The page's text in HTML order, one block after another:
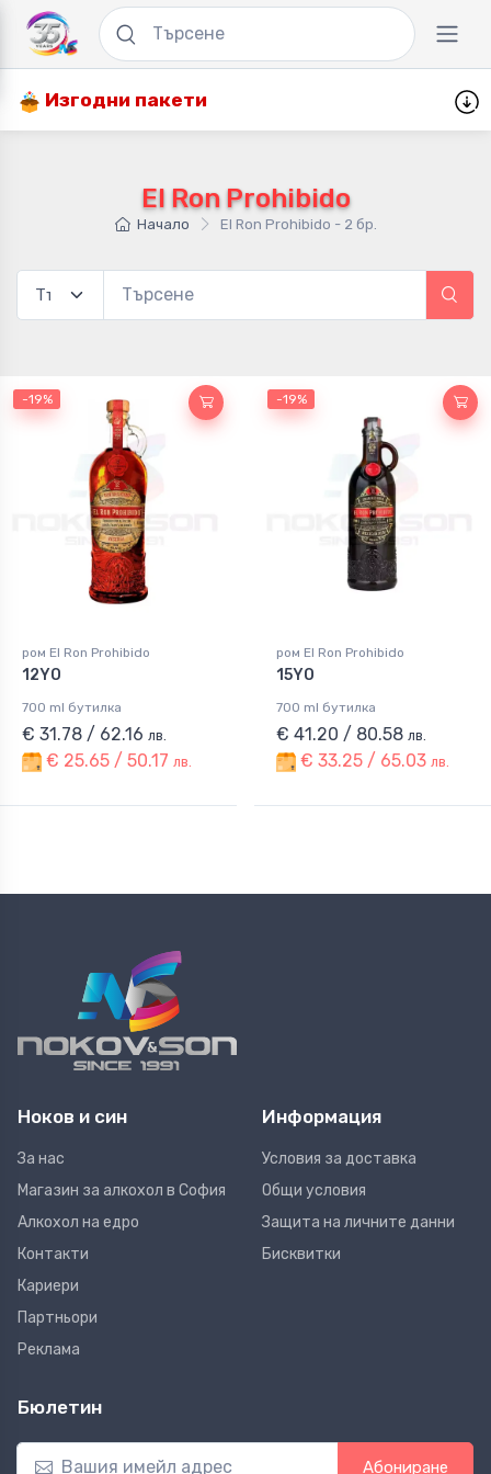
Изгодни пакети
El Ron Prohibido
Начало El Ron Prohibido - 2 бр.
-19%
ром El Ron Prohibido
12YO
700 ml бутилка
€ 31.78 / 62.16 лв.
€ 25.65 / 50.17 лв.
-19%
ром El Ron Prohibido
15YO
700 ml бутилка
€ 41.20 / 80.58 лв.
€ 33.25 / 65.03 лв.
Ноков и син
За нас
Магазин за алкохол в София
Алкохол на едро
Контакти
Кариери
Партньори
Реклама
Информация
Условия за доставка
Общи условия
Защита на личните данни
Бисквитки
Бюлетин
Абониране